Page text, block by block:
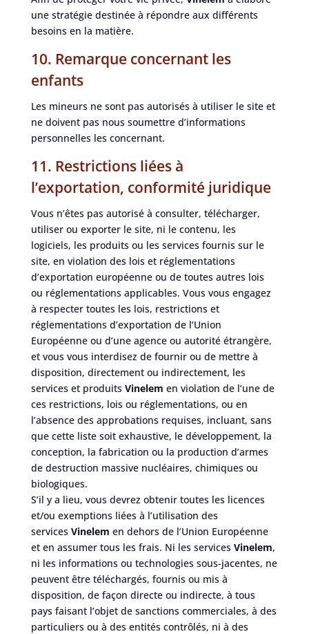
une stratégie destinée à répondre aux différents
besoins en la matière.
10. Remarque concernant les
enfants
Les mineurs ne sont pas autorisés à utiliser le site et
ne doivent pas nous soumettre d’informations
personnelles les concernant.
11. Restrictions liées à
l’exportation, conformité juridique
Vous n’êtes pas autorisé à consulter, télécharger,
utiliser ou exporter le site, ni le contenu, les
logiciels, les produits ou les services fournis sur le
site, en violation des lois et réglementations
d’exportation européenne ou de toutes autres lois
ou réglementations applicables. Vous vous engagez
à respecter toutes les lois, restrictions et
réglementations d’exportation de l’Union
Européenne ou d’une agence ou autorité étrangère,
et vous vous interdisez de fournir ou de mettre à
disposition, directement ou indirectement, les
services et produits Vinelem en violation de l’une de
ces restrictions, lois ou réglementations, ou en
l’absence des approbations requises, incluant, sans
que cette liste soit exhaustive, le développement, la
conception, la fabrication ou la production d’armes
de destruction massive nucléaires, chimiques ou
biologiques.
S’il y a lieu, vous devrez obtenir toutes les licences
et/ou exemptions liées à l’utilisation des
services Vinelem en dehors de l’Union Européenne
et en assumer tous les frais. Ni les services Vinelem,
ni les informations ou technologies sous-jacentes, ne
peuvent être téléchargés, fournis ou mis à
disposition, de façon directe ou indirecte, à tous
pays faisant l’objet de sanctions commerciales, à des
particuliers ou à des entités contrôlés, ni à des